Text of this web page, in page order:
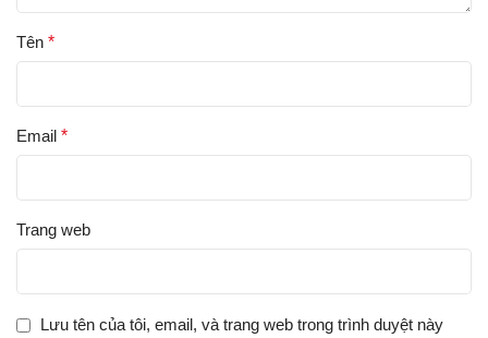
Tên *
Email *
Trang web
Lưu tên của tôi, email, và trang web trong trình duyệt này